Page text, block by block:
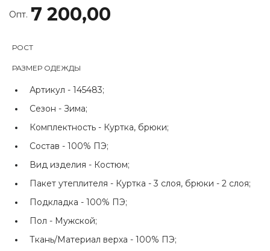
Опт. 7 200,00
РОСТ
РАЗМЕР ОДЕЖДЫ
Артикул - 145483;
Сезон - Зима;
Комплектность - Куртка, брюки;
Состав - 100% ПЭ;
Вид изделия - Костюм;
Пакет утеплителя - Куртка - 3 слоя, брюки - 2 слоя;
Подкладка - 100% ПЭ;
Пол - Мужской;
Ткань/Материал верха - 100% ПЭ;